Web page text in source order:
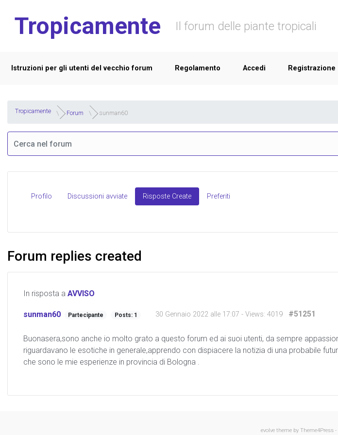
Tropicamente Il forum delle piante tropicali
Istruzioni per gli utenti del vecchio forum Regolamento Accedi Registrazione
Tropicamente Forum sunman60
Profilo Discussioni avviate Risposte Create Preferiti
Forum replies created
In risposta a AVVISO
sunman60 Partecipante Posts: 1 30 Gennaio 2022 alle 17:07 - Views: 4019 #51251
Buonasera,sono anche io molto grato a questo forum ed ai suoi utenti, da sempre
riguardavano le esotiche in generale,apprendo con dispiacere la notizia di una probabile
che sono le mie esperienze in provincia di Bologna .
evolvetheme by Theme4Press -